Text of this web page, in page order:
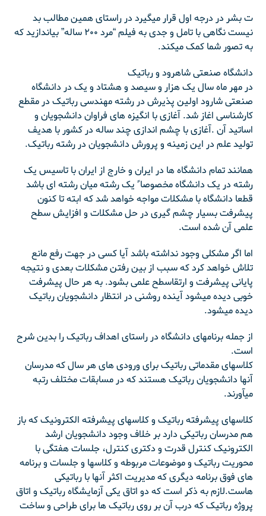
ت بشر در درجه اول قرار میگیرد در راستای همین مطالب بد
نیست نگاهی با تامل و جدی به فیلم “مرد ۲۰۰ ساله” بیاندازید که
به تصور شما کمک میکند.
دانشگاه صنعتی شاهرود و رباتیک
در مهر ماه سال یک هزار و سیصد و هشتاد و یک در دانشگاه
صنعتی شارود اولین پذیرش در رشته مهندسی رباتیک در مقطع
کارشناسی اغاز شد. آغازی با انگیزه های فراوان دانشجویان و
اساتید آن .آغازی با چشم اندازی چند ساله در کشور با هدیف
تولید علم در این زمینه و پرورش دانشجویان در رشته رباتیک.
همانند تمام دانشگاه ها در ایران و خارج از ایران با تاسیس یک
رشته در یک دانشگاه مخصوصا ً یک رشته میان رشته ای باشد
قطعا دانشگاه با مشکلات مواجه خواهد شد که ابته تا کنون
پیشرفت بسیار چشم گیری در حل مشکلات و افزایش سطح
علمی آن شده است.
اما اگر مشکلی وجود نداشته باشد آیا کسی در جهت رفع مانع
تلاش خواهد کرد که سبب از بین رفتن مشکلات بعدی و نتیجه
پایانی پیشرفت و ارتقاسطح علمی بشود. به هر حال پیشرفت
خوبی دیده میشود آینده روشنی در انتظار دانشجویان رباتیک
دیده میشود.
از جمله برنامهای دانشگاه در راستای اهداف رباتیک را بدین شرح
است.
کلاسهای مقدماتی رباتیک برای ورودی های هر سال که مدرسان
آنها دانشجویان رباتیک هستند که در مسابقات مختلف رتبه
میآورند.
کلاسهای پیشرفته رباتیک و کلاسهای پیشرفته الکترونیک که باز
هم مدرسان رباتیکی دارد بر خلاف وجود دانشجویان ارشد
الکترونیک کنترل قدرت و دکتری کنترل، جلسات هفتگی با
محوریت رباتیک و موضوعات مربوطه و کلاسها و جلسات و برنامه
های فوق برنامه دیگری که مدیریت اکثر آنها با رباتیکی
هاست.لازم به ذکر است که دو اتاق یکی آزمایشگاه رباتیک و اتاق
پروژه رباتیک که درب آن بر روی رباتیک ها برای طراحی و ساخت